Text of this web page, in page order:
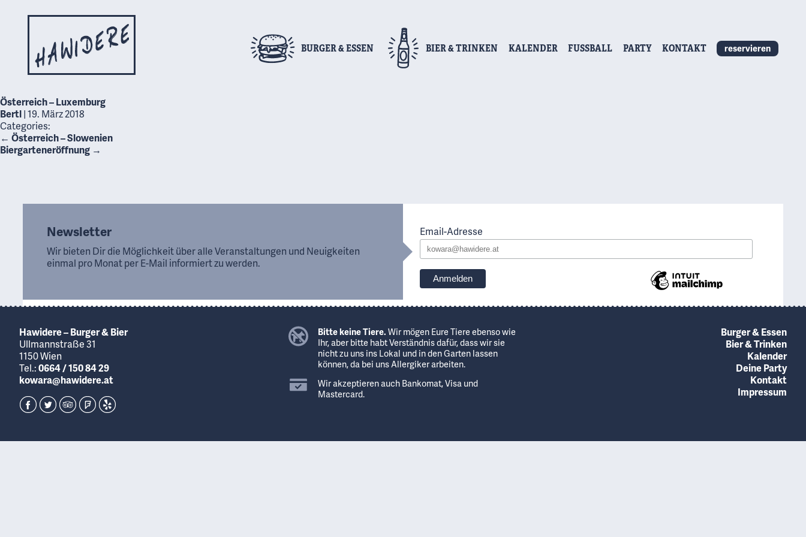
BURGER& ESSEN BIER& TRINKEN KALENDER FUSSBALL PARTY KONTAKT reservieren
Österreich – Luxemburg
Bertl|19. März 2018
Categories:
← Österreich – Slowenien
Biergarteneröffnung →
Newsletter
Wir bieten Dir die Möglichkeit über alle Veranstaltungen und Neuigkeiten
einmal pro Monat per E-Mail informiert zu werden.
Email-Adresse
Hawidere – Burger & Bier
Ullmannstraße 31
1150 Wien
Tel.:0664 / 150 84 29
kowara@hawidere.at
Bitte keine Tiere. Wir mögen Eure Tiere ebenso wie
Ihr, aber bitte habt Verständnis dafür, dass wir sie
nicht zu uns ins Lokal und in den Garten lassen
können, da bei uns Allergiker arbeiten.
Wir akzeptieren auch Bankomat, Visa und
Mastercard.
Burger & Essen
Bier & Trinken
Kalender
Deine Party
Kontakt
Impressum